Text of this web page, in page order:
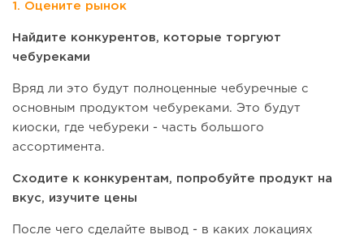
1. Оцените рынок
Найдите конкурентов, которые торгуют
чебуреками
Вряд ли это будут полноценные чебуречные с
основным продуктом чебуреками. Это будут
киоски, где чебуреки - часть большого
ассортимента.
Сходите к конкурентам, попробуйте продукт на
вкус, изучите цены
После чего сделайте вывод - в каких локациях